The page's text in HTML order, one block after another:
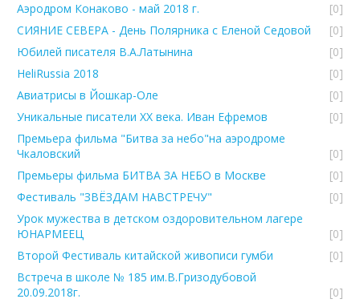
Аэродром Конаково - май 2018 г.
[0]
СИЯНИЕ СЕВЕРА - День Полярника с Еленой Седовой
[0]
Юбилей писателя В.А.Латынина
[0]
HeliRussia 2018
[0]
Авиатрисы в Йошкар-Оле
[0]
Уникальные писатели ХХ века. Иван Ефремов
[0]
Премьера фильма "Битва за небо"на аэродроме
Чкаловский
[0]
Премьеры фильма БИТВА ЗА НЕБО в Москве
[0]
Фестиваль "ЗВЁЗДАМ НАВСТРЕЧУ"
[0]
Урок мужества в детском оздоровительном лагере
ЮНАРМЕЕЦ
[0]
Второй Фестиваль китайской живописи гумби
[0]
Встреча в школе № 185 им.В.Гризодубовой
20.09.2018г.
[0]